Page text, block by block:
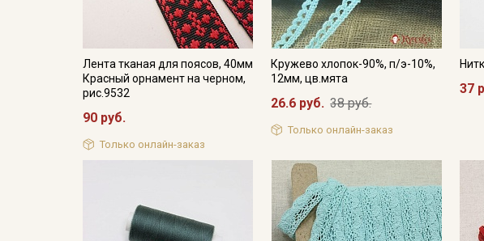
Лента тканая для поясов, 40мм
Красный орнамент на черном,
рис.9532
90 руб.
Только онлайн-заказ
Кружево хлопок-90%, п/э-10%,
12мм, цв.мята
26.6 руб. 38 руб.
Только онлайн-заказ
37
ДаюСогласие